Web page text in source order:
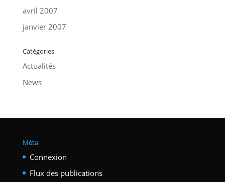
avril 2007
janvier 2007
Catégories
Actualités
News
Méta
Connexion
Flux des publications